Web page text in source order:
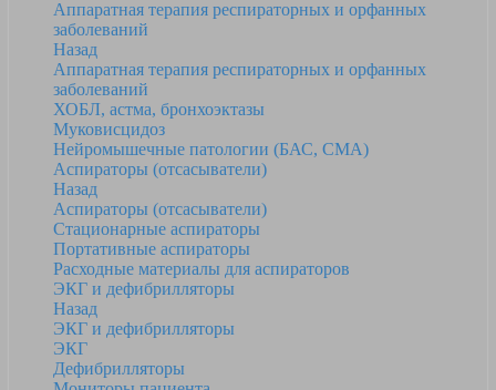
Аппаратная терапия респираторных и орфанных
заболеваний
Назад
Аппаратная терапия респираторных и орфанных
заболеваний
ХОБЛ, астма, бронхоэктазы
Муковисцидоз
Нейромышечные патологии (БАС, СМА)
Аспираторы (отсасыватели)
Назад
Аспираторы (отсасыватели)
Стационарные аспираторы
Портативные аспираторы
Расходные материалы для аспираторов
ЭКГ и дефибрилляторы
Назад
ЭКГ и дефибрилляторы
ЭКГ
Дефибрилляторы